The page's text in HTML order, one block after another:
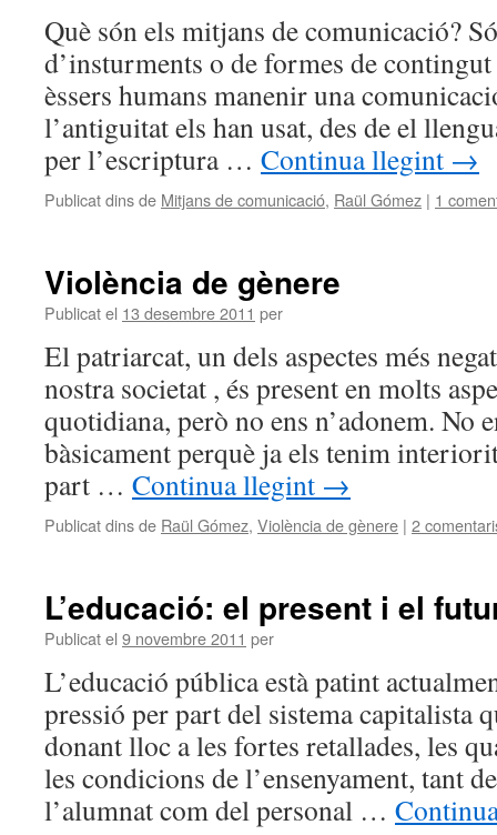
Què són els mitjans de comunicació?
d’insturments o de formes de
èssers humans manenir una
l’antiguitat els han usat, des de el
per l’escriptura … Continua llegint →
Publicat dins de Mitjans de comunicació, Raül Gómez | 1
Violència de gènere
Publicat el 13 desembre 2011 per
El patriarcat, un dels aspectes més
nostra societat , és present en molts
quotidiana, però no ens n’adonem. No
bàsicament perquè ja els tenim
part … Continua llegint →
Publicat dins de Raül Gómez, Violència de gènere | 2
L’educació: el present i el
Publicat el 9 novembre 2011 per
L’educació pública està patint
pressió per part del sistema capitalista
donant lloc a les fortes retallades, les
les condicions de l’ensenyament, tant
l’alumnat com del personal …